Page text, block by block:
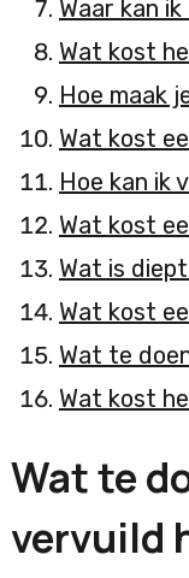
Waar kan
Wat kost
Hoe maak
Wat kost
Hoe kan ik
Wat kost
Wat is
Wat kost
Wat te
Wat kost
Wat te
vervuild